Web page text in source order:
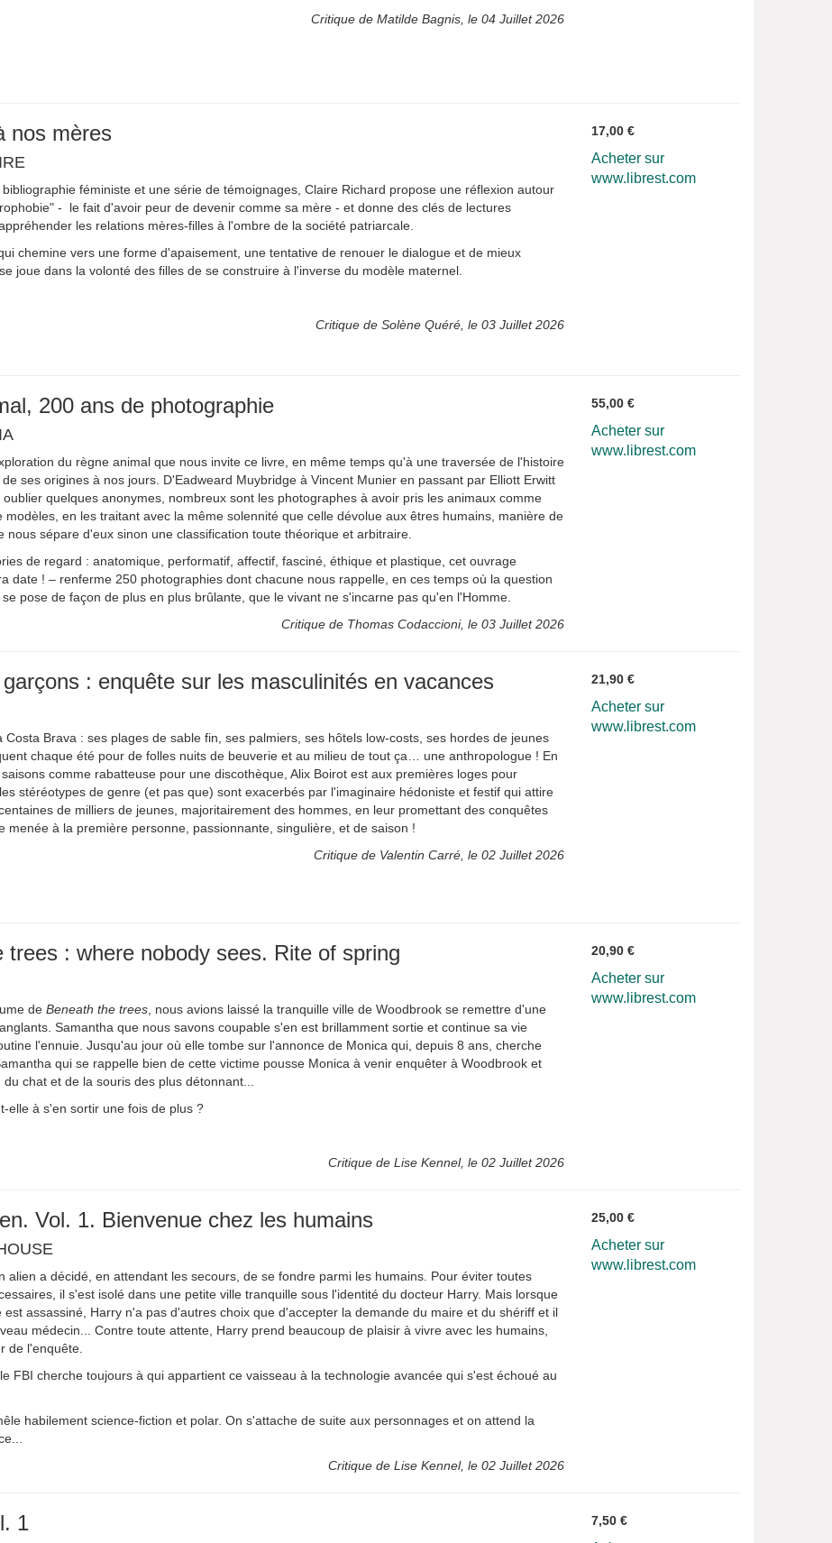
Critique de Matilde Bagnis, le 04 Juillet 2026
nos mères
féministe et une série de témoignages, Claire Richard propose une réflexion autour
- le fait d'avoir peur de devenir comme sa mère - et donne des clés de lectures
les relations mères-filles à l'ombre de la société patriarcale.
chemine vers une forme d'apaisement, une tentative de renouer le dialogue et de mieux
joue dans la volonté des filles de se construire à l'inverse du modèle maternel.
Critique de Solène Quéré, le 03 Juillet 2026
17,00 €
Acheter sur
www.librest.com
200 ans de photographie
du règne animal que nous invite ce livre, en même temps qu'à une traversée de l'histoire
ses origines à nos jours. D'Eadweard Muybridge à Vincent Munier en passant par Elliott Erwitt
quelques anonymes, nombreux sont les photographes à avoir pris les animaux comme
modèles, en les traitant avec la même solennité que celle dévolue aux êtres humains, manière de
nous sépare d'eux sinon une classification toute théorique et arbitraire.
de regard : anatomique, performatif, affectif, fasciné, éthique et plastique, cet ouvrage
date ! – renferme 250 photographies dont chacune nous rappelle, en ces temps où la question
pose de façon de plus en plus brûlante, que le vivant ne s'incarne pas qu'en l'Homme.
Critique de Thomas Codaccioni, le 03 Juillet 2026
55,00 €
Acheter sur
www.librest.com
: enquête sur les masculinités en vacances
Costa Brava : ses plages de sable fin, ses palmiers, ses hôtels low-costs, ses hordes de jeunes
chaque été pour de folles nuits de beuverie et au milieu de tout ça… une anthropologue ! En
comme rabatteuse pour une discothèque, Alix Boirot est aux premières loges pour
stéréotypes de genre (et pas que) sont exacerbés par l'imaginaire hédoniste et festif qui attire
de milliers de jeunes, majoritairement des hommes, en leur promettant des conquêtes
menée à la première personne, passionnante, singulière, et de saison !
Critique de Valentin Carré, le 02 Juillet 2026
21,90 €
Acheter sur
www.librest.com
trees : where nobody sees. Rite of spring
de Beneath the trees , nous avions laissé la tranquille ville de Woodbrook se remettre d'une
Samantha que nous savons coupable s'en est brillamment sortie et continue sa vie
l'ennuie. Jusqu'au jour où elle tombe sur l'annonce de Monica qui, depuis 8 ans, cherche
qui se rappelle bien de cette victime pousse Monica à venir enquêter à Woodbrook et
chat et de la souris des plus détonnant...
elle à s'en sortir une fois de plus ?
Critique de Lise Kennel, le 02 Juillet 2026
20,90 €
Acheter sur
www.librest.com
Vol. 1. Bienvenue chez les humains
alien a décidé, en attendant les secours, de se fondre parmi les humains. Pour éviter toutes
il s'est isolé dans une petite ville tranquille sous l'identité du docteur Harry. Mais lorsque
est assassiné, Harry n'a pas d'autres choix que d'accepter la demande du maire et du shériff et il
médecin... Contre toute attente, Harry prend beaucoup de plaisir à vivre avec les humains,
de l'enquête.
FBI cherche toujours à qui appartient ce vaisseau à la technologie avancée qui s'est échoué au
habilement science-fiction et polar. On s'attache de suite aux personnages et on attend la
Critique de Lise Kennel, le 02 Juillet 2026
25,00 €
Acheter sur
www.librest.com
1 7,50 €